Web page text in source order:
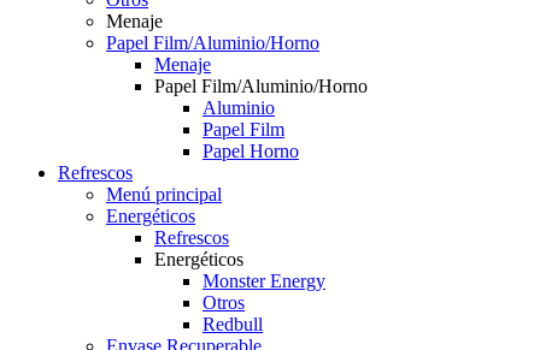
Menaje
Papel Film/Aluminio/Horno
Menaje
Papel Film/Aluminio/Horno
Aluminio
Papel Film
Papel Horno
Refrescos
Menú principal
Energéticos
Refrescos
Energéticos
Monster Energy
Otros
Redbull
Envase Recuperable